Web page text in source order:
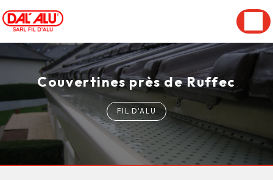
Couvertines près de Ruffec
FIL D'ALU